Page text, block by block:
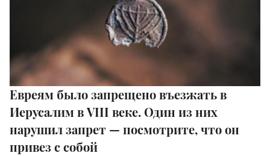
Евреям было запрещено въезжать в
Иерусалим в VIII веке. Один из них
нарушил запрет — посмотрите, что он
привез с собой